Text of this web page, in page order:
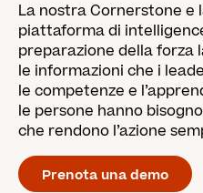
La nostra Cornerstone e
piattaforma di
preparazione della forza
le informazioni che i
le competenze e
le persone hanno
che rendono l’azione
Prenota una demo